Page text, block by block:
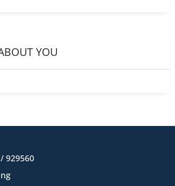
YOU
929560